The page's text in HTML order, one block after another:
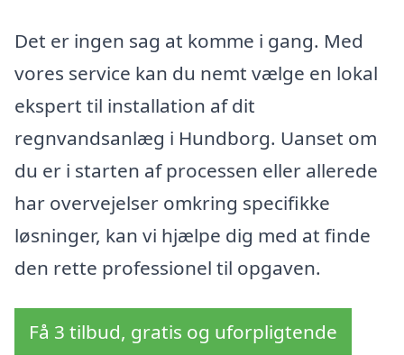
Det er ingen sag at komme i gang. Med
vores service kan du nemt vælge en lokal
ekspert til installation af dit
regnvandsanlæg i Hundborg. Uanset om
du er i starten af processen eller allerede
har overvejelser omkring specifikke
løsninger, kan vi hjælpe dig med at finde
den rette professionel til opgaven.
Få 3 tilbud, gratis og uforpligtende